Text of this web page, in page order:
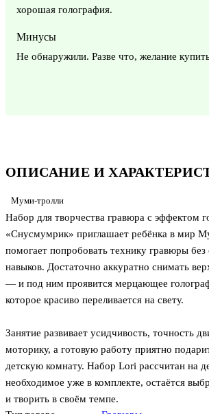
ОПИСАНИЕ И
Муми-тролли
Набор для творчества гравюра с эффектом
«Снусмумрик» приглашает ребёнка в мир
помогает попробовать технику гравюры без
навыков. Достаточно аккуратно снимать
— и под ним проявится мерцающее
которое красиво переливается на свету.
Занятие развивает усидчивость, точность
моторику, а готовую работу приятно
детскую комнату. Набор Lori рассчитан на
необходимое уже в комплекте, остаётся
и творить в своём темпе.
хорошая голография.
Минусы
Не обнаружили. Разве что, желание